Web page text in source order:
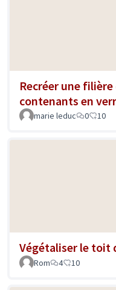
Recréer une
contenants en
marie leduc 0 10
Végétaliser le toit
Rom
4 10